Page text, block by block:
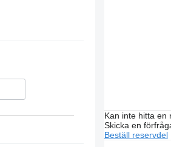
Kan inte hitta en
Skicka en
Beställ reservdel